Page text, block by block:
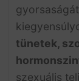
tünetek,
szexuális